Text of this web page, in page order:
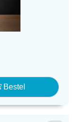
Bestel